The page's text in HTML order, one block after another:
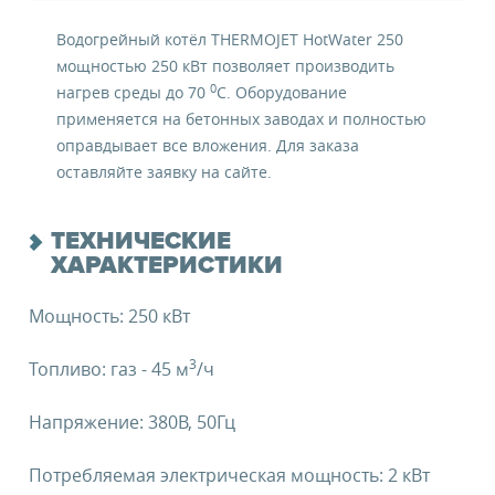
Водогрейный котёл THERMOJET HotWater 250
мощностью 250 кВт позволяет производить
нагрев среды до 700C. Оборудование
применяется на бетонных заводах и полностью
оправдывает все вложения. Для заказа
оставляйте заявку на сайте.
ТЕХНИЧЕСКИЕ
ХАРАКТЕРИСТИКИ
Мощность: 250 кВт
Топливо: газ - 45 м3/ч
Напряжение: 380В, 50Гц
Потребляемая электрическая мощность: 2 кВт